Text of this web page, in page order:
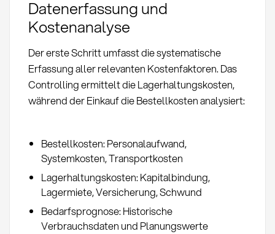
Datenerfassung und
Kostenanalyse
Der erste Schritt umfasst die systematische
Erfassung aller relevanten Kostenfaktoren. Das
Controlling ermittelt die Lagerhaltungskosten,
während der Einkauf die Bestellkosten analysiert:
Bestellkosten: Personalaufwand,
Systemkosten, Transportkosten
Lagerhaltungskosten: Kapitalbindung,
Lagermiete, Versicherung, Schwund
Bedarfsprognose: Historische
Verbrauchsdaten und Planungswerte